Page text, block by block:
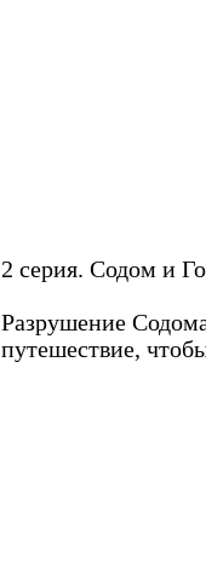
2 серия. Содом и
Разрушение
путешествие,